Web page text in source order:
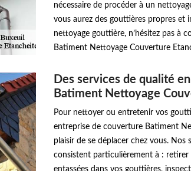
nécessaire de procéder à un
vous aurez des gouttières propres et
nettoyage gouttière, n’hésitez pas à
Batiment Nettoyage Couverture
Des services de qualité
Batiment Nettoyage
Pour nettoyer ou entretenir vos
entreprise de couverture Batiment
plaisir de se déplacer chez vous. Nos
consistent particulièrement à : retirer
entassées dans vos gouttières,